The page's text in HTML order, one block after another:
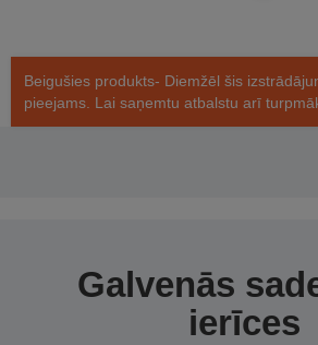
Beigušies produkts- Diemžēl šis
pieejams. Lai saņemtu atbalstu arī
Galvenās
ierīces